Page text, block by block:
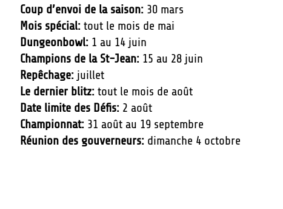
Coup d’envoi de la saison: 30 mars
Mois spécial: tout le mois de mai
Dungeonbowl: 1 au 14 juin
Champions de la St-Jean: 15 au 28 juin
Repêchage: juillet
Le dernier blitz: tout le mois de août
Date limite des Défis: 2 août
Championnat: 31 août au 19 septembre
Réunion des gouverneurs: dimanche 4 octobre